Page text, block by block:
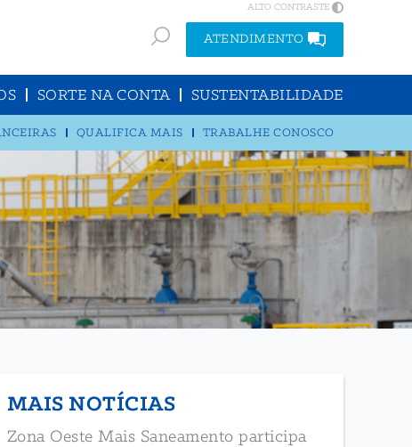
ALTO CONTRASTE
ATENDIMENTO
SORTE NA CONTA SUSTENTABILIDADE
QUALIFICA MAIS TRABALHE CONOSCO
MAIS NOTÍCIAS
Zona Oeste Mais Saneamento participa